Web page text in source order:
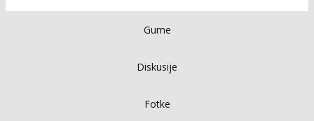
Gume
Diskusije
Fotke